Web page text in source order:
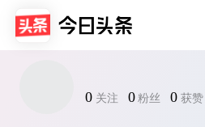
0 关注 0 粉丝 0 获赞